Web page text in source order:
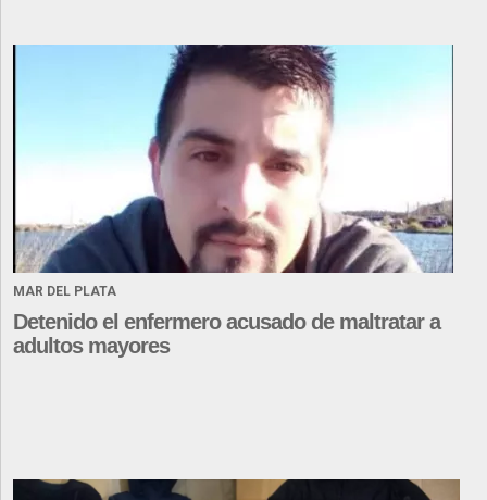
MAR DEL PLATA
Detenido el enfermero acusado de maltratar a
adultos mayores